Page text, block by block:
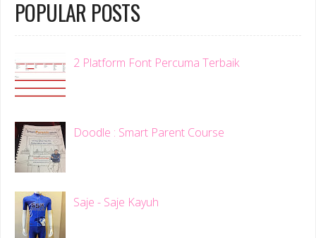
POPULAR POSTS
2 Platform Font Percuma Terbaik
Doodle : Smart Parent Course
Saje - Saje Kayuh